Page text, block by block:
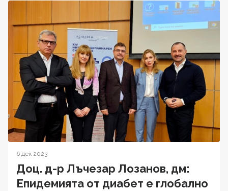
6 дек 2023
Доц. д-р Лъчезар Лозанов, дм:
Eпидемията от диабет е глобално